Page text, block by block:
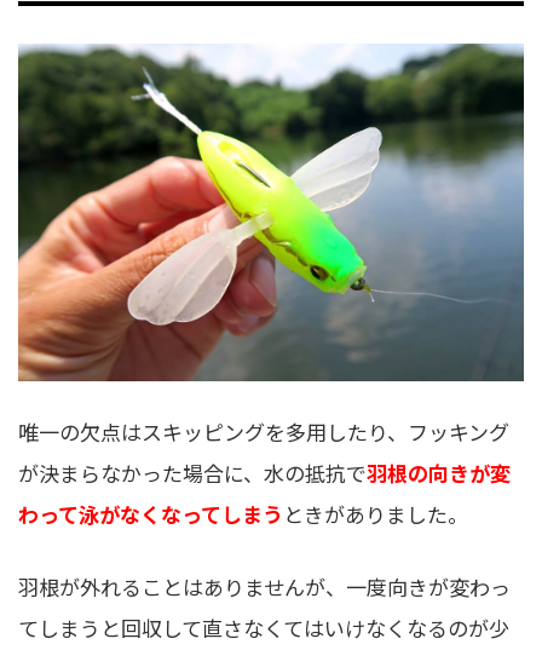
唯一の欠点はスキッピングを多用したり、フッキング
が決まらなかった場合に、水の抵抗で羽根の向きが変
わって泳がなくなってしまう ときがありました。
羽根が外れることはありませんが、一度向きが変わっ
てしまうと回収して直さなくてはいけなくなるのが少